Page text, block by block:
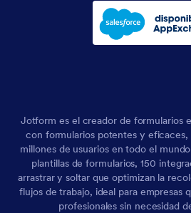
Jotform es el creador de formularios
con formularios potentes y eficaces,
millones de usuarios en todo el
plantillas de formularios, 150
arrastrar y soltar que optimizan la
flujos de trabajo, ideal para empresas
profesionales sin necesidad